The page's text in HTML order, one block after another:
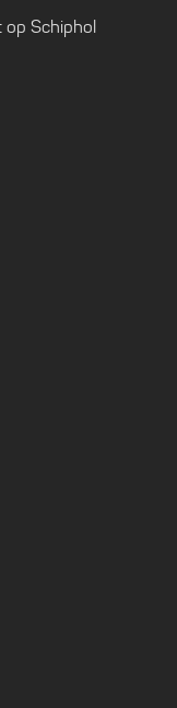
op Schiphol